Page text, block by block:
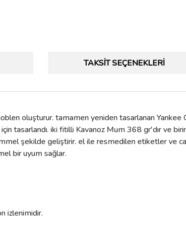
TAKSIT SEÇENEKLERI
oluşturur. tamamen yeniden tasarlanan Yankee
tasarlandı. iki fitilli Kavanoz Mum 368 gr'dır ve birinci
şekilde geliştirir. el ile resmedilen etiketler ve
bir uyum sağlar.
izlenimidir.